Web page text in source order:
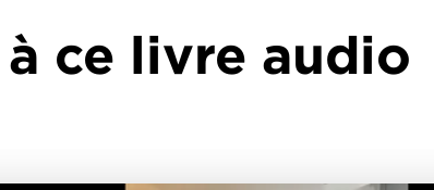
ce livre audio